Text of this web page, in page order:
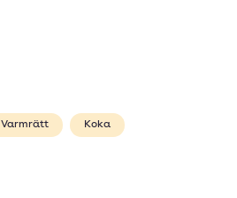
Varmrätt Koka